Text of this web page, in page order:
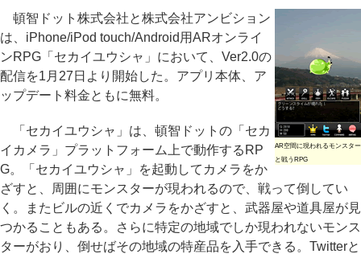
AR空間に現われるモンスター
と戦うRPG
頓智ドット株式会社と株式会社アンビション
は、iPhone/iPod touch/Android用ARオンライ
ンRPG「セカイユウシャ」において、Ver2.0の
配信を1月27日より開始した。アプリ本体、ア
ップデート料金ともに無料。
「セカイユウシャ」は、頓智ドットの「セカ
イカメラ」プラットフォーム上で動作するRP
G。「セカイユウシャ」を起動してカメラをか
ざすと、周囲にモンスターが現われるので、戦って倒してい
く。またビルの近くでカメラをかざすと、武器屋や道具屋が見
つかることもある。さらに特定の地域でしか現われないモンス
ターがおり、倒せばその地域の特産品を入手できる。Twitterと